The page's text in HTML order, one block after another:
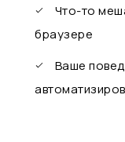
Что-то
браузере
Ваше